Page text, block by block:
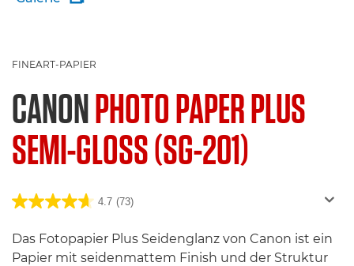
FINEART-PAPIER
CANONPHOTO PAPER PLUS
SEMI-GLOSS (SG-201)
4.7 (73)
Das Fotopapier Plus Seidenglanz von Canon ist ein
Papier mit seidenmattem Finish und der Struktur